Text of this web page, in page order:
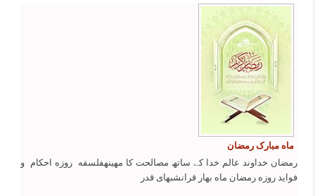
ماه مبارک رمضان
رمضان خداوند عالم خدا کے ساتھ مصالحت کا مهینهفلسفه روزه احکام و
فواید روزه رمضان ماه بهار قرانشبهای قدر